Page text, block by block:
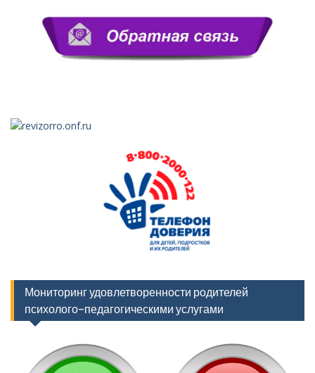
Мониторинг удовлетворенности родителей
психолого-педагогическими услугами